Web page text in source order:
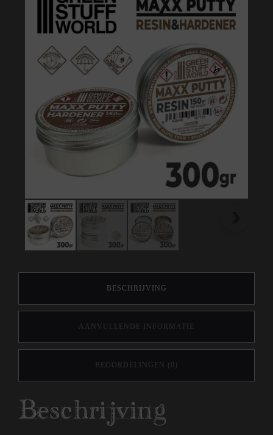
BESCHRIJVING
AANVULLENDE INFORMATIE
BEOORDELINGEN (0)
Beschrijving